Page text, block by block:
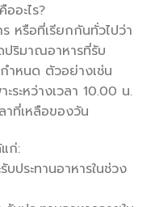
อะไร?
ร หรือที่เรียกกันทั่วไปว่า
ปริมาณอาหารที่รับ
กำหนด ตัวอย่างเช่น
ระหว่างเวลา 10.00 น.
าที่เหลือของวัน
ก่:
ประทานอาหารในช่วง